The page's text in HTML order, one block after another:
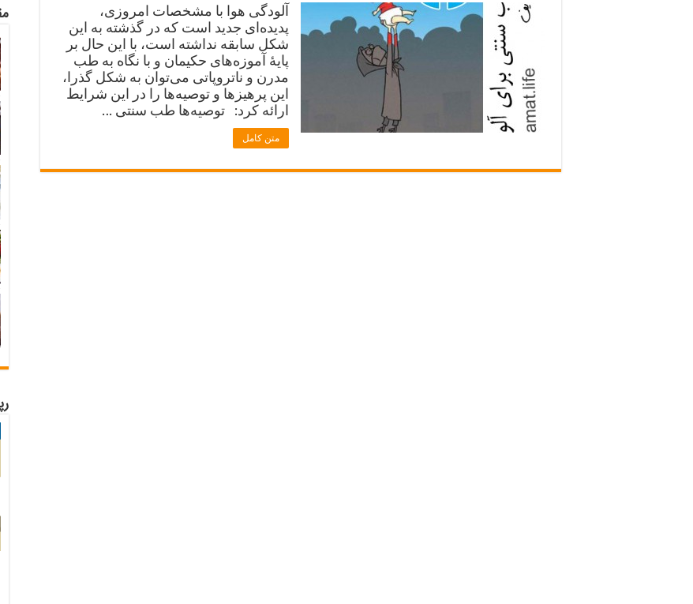
آلودگی هوا با مشخصات امروزی،
پدیده‌ای جدید است که در گذشته به این
شکل سابقه نداشته است، با این حال بر
پایۀ آموزه‌های حکیمان و با نگاه به طب
مدرن و ناتروپاتی می‌توان به ‌شکل گذرا،
این پرهیزها و توصیه‌ها را در این شرایط
ارائه کرد: توصیه‌ها طب سنتی …
متن کامل